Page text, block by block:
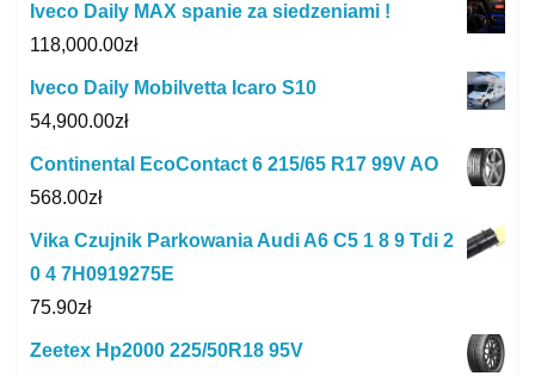
Iveco Daily MAX spanie za siedzeniami !
118,000.00zł
Iveco Daily Mobilvetta Icaro S10
54,900.00zł
Continental EcoContact 6 215/65 R17 99V AO
568.00zł
Vika Czujnik Parkowania Audi A6 C5 1 8 9 Tdi 2
0 4 7H0919275E
75.90zł
Zeetex Hp2000 225/50R18 95V